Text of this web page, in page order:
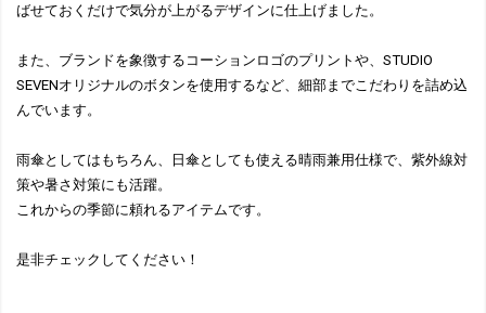
ばせておくだけで気分が上がるデザインに仕上げました。
また、ブランドを象徴するコーションロゴのプリントや、STUDIO
SEVENオリジナルのボタンを使用するなど、細部までこだわりを詰め込
んでいます。
雨傘としてはもちろん、日傘としても使える晴雨兼用仕様で、紫外線対
策や暑さ対策にも活躍。
これからの季節に頼れるアイテムです。
是非チェックしてください！